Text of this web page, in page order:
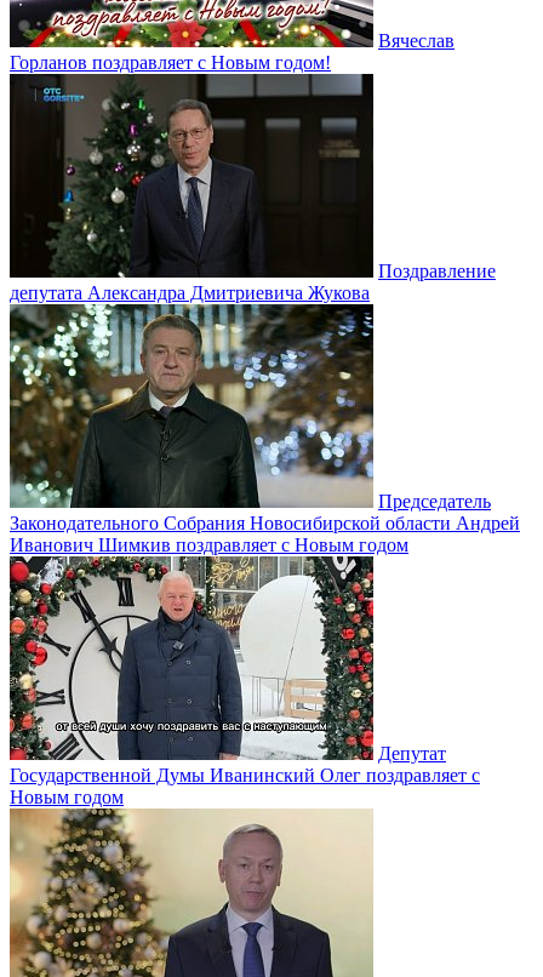
Вячеслав
Горланов поздравляет с Новым годом!
Поздравление
депутата Александра Дмитриевича Жукова
Председатель
Законодательного Собрания Новосибирской области Андрей
Иванович Шимкив поздравляет с Новым годом
Депутат
Государственной Думы Иванинский Олег поздравляет с
Новым годом